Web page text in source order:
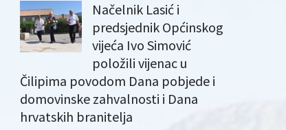
Načelnik Lasić i
predsjednik Općinskog
vijeća Ivo Simović
položili vijenac u
Čilipima povodom Dana pobjede i
domovinske zahvalnosti i Dana
hrvatskih branitelja